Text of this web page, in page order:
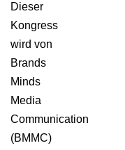
Dieser
Kongress
wird von
Brands
Minds
Media
Communication
(BMMC)